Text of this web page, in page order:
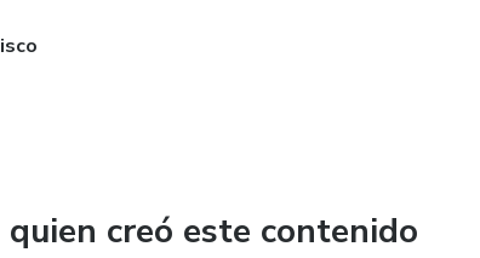
creó este contenido